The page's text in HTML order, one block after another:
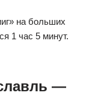
на больших
1 час 5 минут.
—